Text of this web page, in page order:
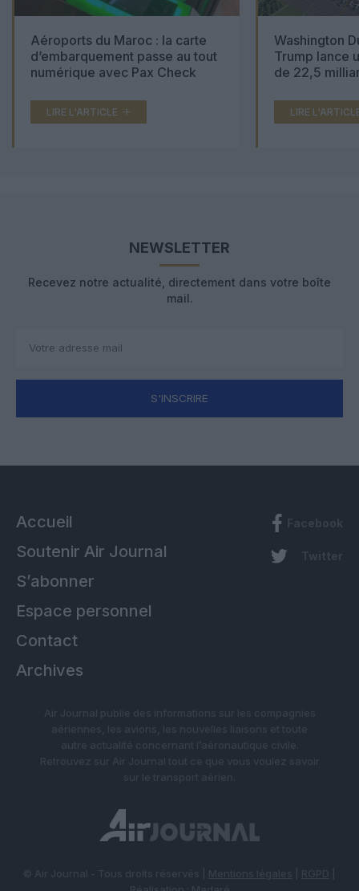
Aéroports du Maroc : la carte
d’embarquement passe au tout
numérique avec Pax Check
LIRE L'ARTICLE
Washington
Trump lance
de 22,5
LIRE
NEWSLETTER
Recevez notre actualité, directement dans votre boîte
mail.
S'INSCRIRE
Accueil
Soutenir Air Journal
S’abonner
Espace personnel
Contact
Archives